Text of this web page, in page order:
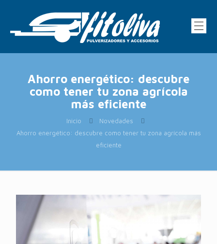
Ahorro energético: descubre
como tener tu zona agrícola
más eficiente
Inicio
Novedades
Ahorro energético: descubre como tener tu zona agrícola más
eficiente